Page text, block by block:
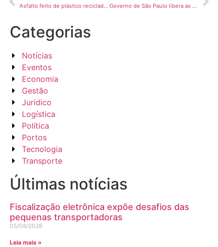
Asfalto feito de plástico reciclado eleva sustentabilidade de rodovias Governo de São Paulo libera as margens de rodovias estaduais para fins agrícolas
Categorias
Notícias
Eventos
Economia
Gestão
Jurídico
Logística
Política
Portos
Tecnologia
Transporte
Últimas notícias
Fiscalização eletrônica expõe desafios das
pequenas transportadoras
05/08/2026
Leia mais »